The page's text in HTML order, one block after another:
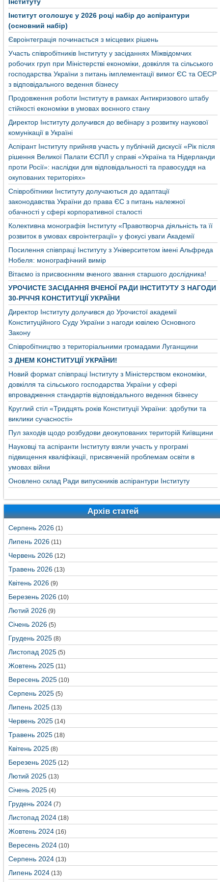
Інститут оголошує у 2026 році набір до аспірантури
(основний набір)
Євроінтеграція починається з місцевих рішень
Участь співробітників Інституту у засіданнях Міжвідомчих
робочих груп при Міністерстві економіки, довкілля та сільського
господарства України з питань імплементації вимог ЄС та ОЕСР
з відповідального ведення бізнесу
Продовження роботи Інституту в рамках Антикризового штабу
стійкості економіки в умовах воєнного стану
Директор Інституту долучився до вебінару з розвитку наукової
комунікації в Україні
Аспірант Інституту прийняв участь у публічній дискусії «Рік після
рішення Великої Палати ЄСПЛ у справі «Україна та Нідерланди
проти Росії»: наслідки для відповідальності та правосуддя на
окупованих територіях»
Співробітники Інституту долучаються до адаптації
законодавства України до права ЄС з питань належної
обачності у сфері корпоративної сталості
Колективна монографія Інституту «Правотворча діяльність та її
розвиток в умовах євроінтеграції» у фокусі уваги Академії
Посилення співпраці Інституту з Університетом імені Альфреда
Нобеля: монографічний вимір
Вітаємо із присвоєнням вченого звання старшого дослідника!
УРОЧИСТЕ ЗАСІДАННЯ ВЧЕНОЇ РАДИ ІНСТИТУТУ З НАГОДИ
30-РІЧЧЯ КОНСТИТУЦІЇ УКРАЇНИ
Директор Інституту долучився до Урочистої академії
Конституційного Суду України з нагоди ювілею Основного
Закону
Співробітництво з територіальними громадами Луганщини
З ДНЕМ КОНСТИТУЦІЇ УКРАЇНИ!
Новий формат співпраці Інституту з Міністерством економіки,
довкілля та сільського господарства України у сфері
впровадження стандартів відповідального ведення бізнесу
Круглий стіл «Тридцять років Конституції України: здобутки та
виклики сучасності»
Пул заходів щодо розбудови деокупованих територій Київщини
Науковці та аспіранти Інституту взяли участь у програмі
підвищення кваліфікації, присвяченій проблемам освіти в
умовах війни
Оновлено склад Ради випускників аспірантури Інституту
Архів статей
Серпень 2026 (1)
Липень 2026 (11)
Червень 2026 (12)
Травень 2026 (13)
Квітень 2026 (9)
Березень 2026 (10)
Лютий 2026 (9)
Січень 2026 (5)
Грудень 2025 (8)
Листопад 2025 (5)
Жовтень 2025 (11)
Вересень 2025 (10)
Серпень 2025 (5)
Липень 2025 (13)
Червень 2025 (14)
Травень 2025 (18)
Квітень 2025 (8)
Березень 2025 (12)
Лютий 2025 (13)
Січень 2025 (4)
Грудень 2024 (7)
Листопад 2024 (18)
Жовтень 2024 (16)
Вересень 2024 (10)
Серпень 2024 (13)
Липень 2024 (13)